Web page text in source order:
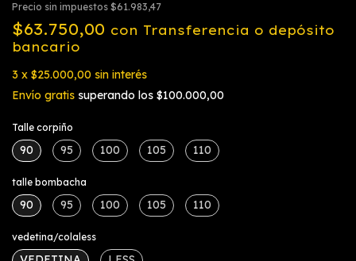
Precio sin impuestos $61.983,47
$63.750,00 con Transferencia o depósito
bancario
3 x $25.000,00 sin interés
Envío gratis superando los $100.000,00
Talle corpiño
90 95 100 105 110
talle bombacha
90 95 100 105 110
vedetina/colaless